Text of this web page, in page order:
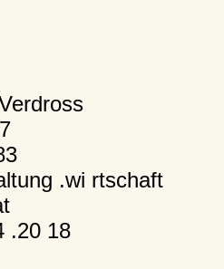
.wi rtschaft
.20 18